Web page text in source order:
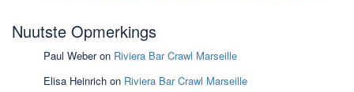
Nuutste Opmerkings
Paul Weberon Riviera Bar Crawl Marseille
Elisa Heinrich on Riviera Bar Crawl Marseille